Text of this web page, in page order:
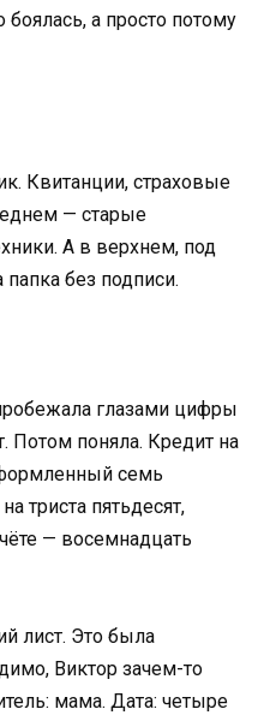
а просто потому
Квитанции, страховые
— старые
А в верхнем, под
папка без подписи.
глазами цифры
Потом поняла. Кредит на
семь
триста пятьдесят,
— восемнадцать
лист. Это была
Виктор зачем-то
мама. Дата: четыре